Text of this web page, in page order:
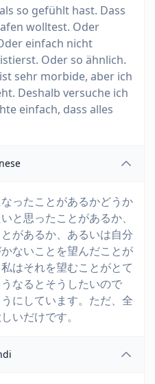
so gefühlt hast. Dass
wolltest. Oder
einfach nicht
Oder so ähnlich.
sehr morbide, aber ich
Deshalb versuche ich
einfach, dass alles
ったことがあるかどうか
と思ったことがあるか、
があるか、あるいは自分
ないことを望んだことが
はそれを望むことがとて
なるとそうしたいので
にしています。ただ、全
いだけです。